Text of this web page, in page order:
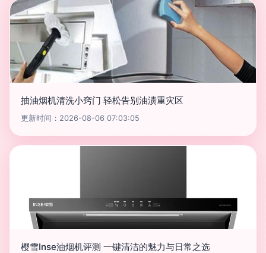
抽油烟机清洗小窍门 轻松告别油渍重灾区
更新时间：2026-08-06 07:03:05
樱雪Inse油烟机评测 一键清洁的魅力与日常之选